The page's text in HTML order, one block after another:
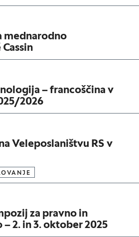
mednarodno
– francoščina v
2026
Veleposlaništvu RS v
za pravno in
2. in 3. oktober 2025